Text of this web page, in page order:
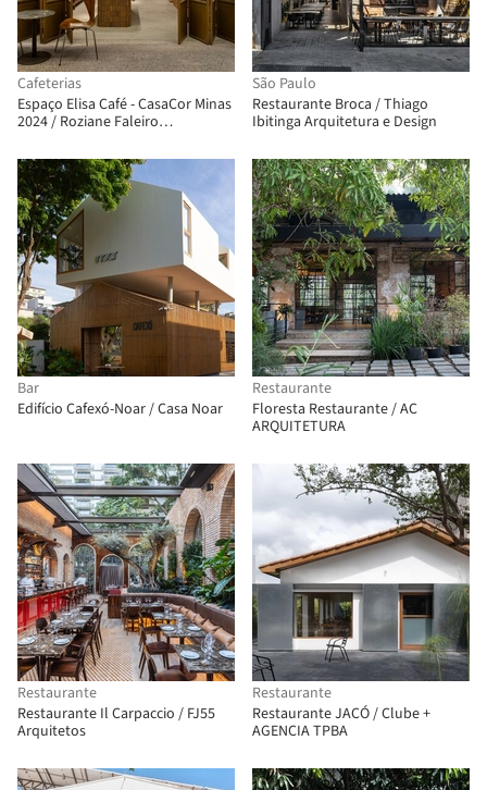
Cafeterias
Espaço Elisa Café - CasaCor Minas
2024 / Roziane Faleiro
São Paulo
Restaurante Broca / Thiago
Ibitinga Arquitetura e Design
Bar
Edifício Cafexó-Noar / Casa Noar
Restaurante
Floresta Restaurante / AC
ARQUITETURA
Restaurante
Restaurante Il Carpaccio / FJ55
Arquitetos
Restaurante
Restaurante JACÓ / Clube +
AGENCIA TPBA